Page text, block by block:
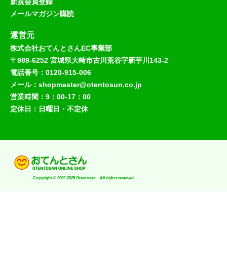
新規会員登録
メールマガジン購読
運営元
株式会社おてんとさんEC事業部
〒989-6252 宮城県大崎市古川荒谷字新芋川143-2
電話番号：0120-915-006
メール：shopmaster@otentosun.co.jp
営業時間：9：00-17：00
定休日：日曜日・不定休
Copyright © 2009-2025 Otentosan All rights reserved.